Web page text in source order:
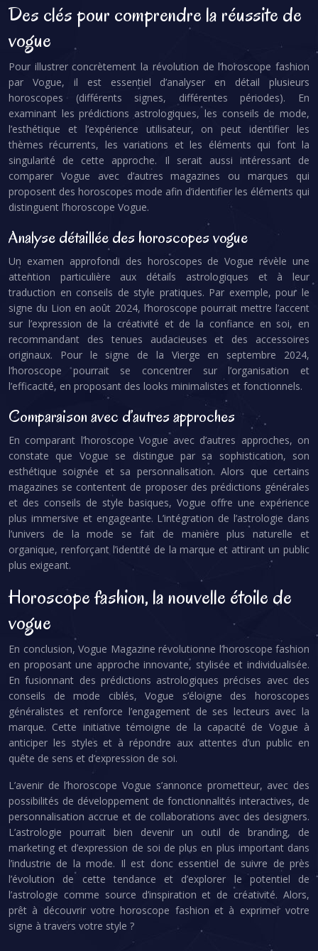
Des clés pour comprendre la réussite de
vogue
Pour illustrer concrètement la révolution de l’horoscope fashion
par Vogue, il est essentiel d’analyser en détail plusieurs
horoscopes (différents signes, différentes périodes). En
examinant les prédictions astrologiques, les conseils de mode,
l’esthétique et l’expérience utilisateur, on peut identifier les
thèmes récurrents, les variations et les éléments qui font la
singularité de cette approche. Il serait aussi intéressant de
comparer Vogue avec d’autres magazines ou marques qui
proposent des horoscopes mode afin d’identifier les éléments qui
distinguent l’horoscope Vogue.
Analyse détaillée des horoscopes vogue
Un examen approfondi des horoscopes de Vogue révèle une
attention particulière aux détails astrologiques et à leur
traduction en conseils de style pratiques. Par exemple, pour le
signe du Lion en août 2024, l’horoscope pourrait mettre l’accent
sur l’expression de la créativité et de la confiance en soi, en
recommandant des tenues audacieuses et des accessoires
originaux. Pour le signe de la Vierge en septembre 2024,
l’horoscope pourrait se concentrer sur l’organisation et
l’efficacité, en proposant des looks minimalistes et fonctionnels.
Comparaison avec d’autres approches
En comparant l’horoscope Vogue avec d’autres approches, on
constate que Vogue se distingue par sa sophistication, son
esthétique soignée et sa personnalisation. Alors que certains
magazines se contentent de proposer des prédictions générales
et des conseils de style basiques, Vogue offre une expérience
plus immersive et engageante. L’intégration de l’astrologie dans
l’univers de la mode se fait de manière plus naturelle et
organique, renforçant l’identité de la marque et attirant un public
plus exigeant.
Horoscope fashion, la nouvelle étoile de
vogue
En conclusion, Vogue Magazine révolutionne l’horoscope fashion
en proposant une approche innovante, stylisée et individualisée.
En fusionnant des prédictions astrologiques précises avec des
conseils de mode ciblés, Vogue s’éloigne des horoscopes
généralistes et renforce l’engagement de ses lecteurs avec la
marque. Cette initiative témoigne de la capacité de Vogue à
anticiper les styles et à répondre aux attentes d’un public en
quête de sens et d’expression de soi.
L’avenir de l’horoscope Vogue s’annonce prometteur, avec des
possibilités de développement de fonctionnalités interactives, de
personnalisation accrue et de collaborations avec des designers.
L’astrologie pourrait bien devenir un outil de branding, de
marketing et d’expression de soi de plus en plus important dans
l’industrie de la mode. Il est donc essentiel de suivre de près
l’évolution de cette tendance et d’explorer le potentiel de
l’astrologie comme source d’inspiration et de créativité. Alors,
prêt à découvrir votre horoscope fashion et à exprimer votre
signe à travers votre style ?